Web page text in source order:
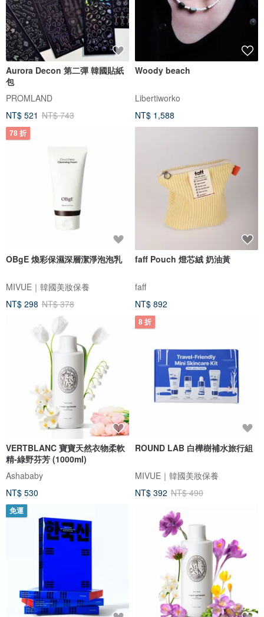
Aurora Decon 第二彈 韓國貼紙
包
PROMLAND
NT$ 521 NT$ 743
Woody beach
Libertiworko
NT$ 1,588
78 折
OBgE 煥彩保濕深層潔淨泡泡乳
MIVUE｜韓國美妝保養
NT$ 298 NT$ 378
faff Pouch 燈芯絨 奶油黃
faff
NT$ 892
VERTBLANC 寶寶天然衣物柔軟
精-綠野芬芳 (1000ml)
Ashababy
NT$ 530
8 折
ROUND LAB 白樺樹補水旅行組
MIVUE｜韓國美妝保養
NT$ 392 NT$ 490
免運